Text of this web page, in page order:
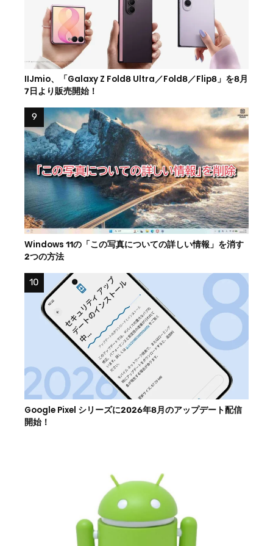
IIJmio、「Galaxy Z Fold8 Ultra／Fold8／Flip8」を8月
7日より販売開始！
Windows 11の「この写真についての詳しい情報」を消す
2つの方法
Google Pixel シリーズに2026年8月のアップデート配信
開始！